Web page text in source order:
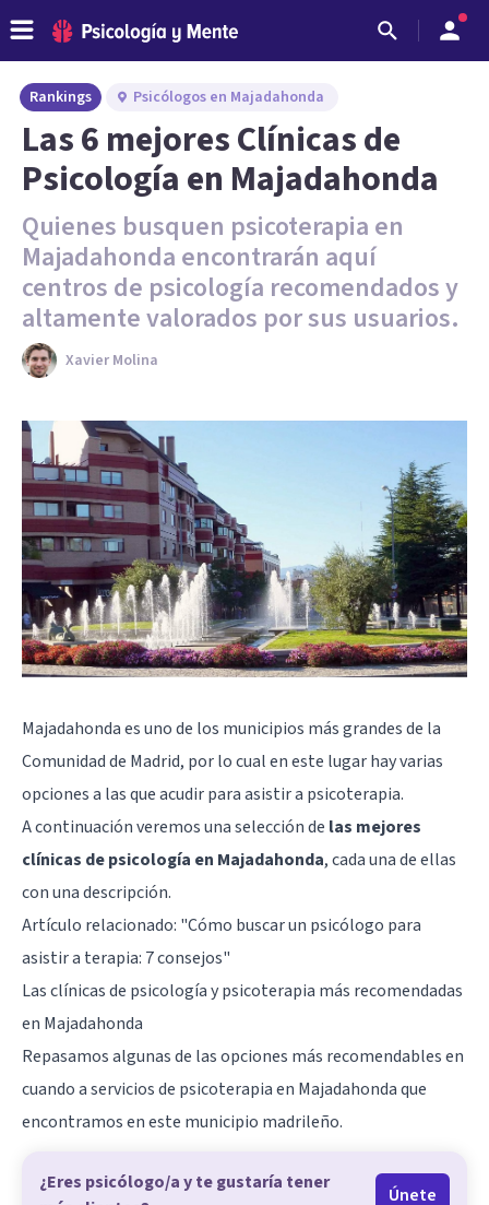
Rankings Psicólogos en Majadahonda
Las 6 mejores Clínicas de
Psicología en Majadahonda
Quienes busquen psicoterapia en
Majadahonda encontrarán aquí
centros de psicología recomendados y
altamente valorados por sus usuarios.
Xavier Molina
Majadahondaes uno de los municipios más grandes de la
Comunidad de Madrid, por lo cual en este lugar hay varias
opciones a las que acudir para asistir a psicoterapia.
A continuación veremos una selección de las mejores
clínicas de psicología en Majadahonda, cada una de ellas
con una descripción.
Artículo relacionado: "Cómo buscar un psicólogo para
asistir a terapia: 7 consejos"
Las clínicas de psicología y psicoterapia más recomendadas
en Majadahonda
Repasamos algunas de las opciones más recomendables en
cuando a servicios de psicoterapia en Majadahonda que
encontramos en este municipio madrileño.
¿Eres psicólogo/a y te gustaría tener
Únete